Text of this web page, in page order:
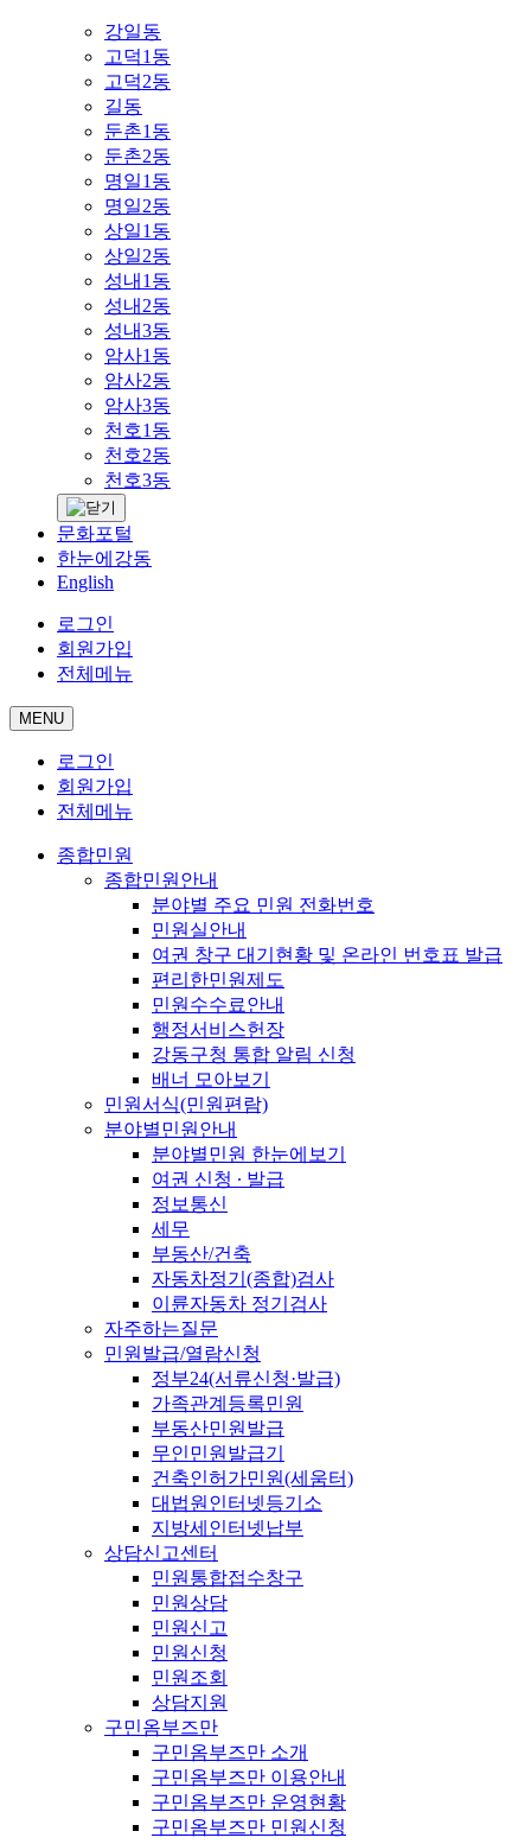
강일동
고덕1동
고덕2동
길동
둔촌1동
둔촌2동
명일1동
명일2동
상일1동
상일2동
성내1동
성내2동
성내3동
암사1동
암사2동
암사3동
천호1동
천호2동
천호3동
문화포털
한눈에강동
English
로그인
회원가입
전체메뉴
MENU
로그인
회원가입
전체메뉴
종합민원
종합민원안내
분야별 주요 민원 전화번호
민원실안내
여권 창구 대기현황 및 온라인 번호표 발급
편리한민원제도
민원수수료안내
행정서비스헌장
강동구청 통합 알림 신청
배너 모아보기
민원서식(민원편람)
분야별민원안내
분야별민원 한눈에보기
여권 신청 ∙ 발급
정보통신
세무
부동산/건축
자동차정기(종합)검사
이륜자동차 정기검사
자주하는질문
민원발급/열람신청
정부24(서류신청·발급)
가족관계등록민원
부동산민원발급
무인민원발급기
건축인허가민원(세움터)
대법원인터넷등기소
지방세인터넷납부
상담신고센터
민원통합접수창구
민원상담
민원신고
민원신청
민원조회
상담지원
구민옴부즈만
구민옴부즈만 소개
구민옴부즈만 이용안내
구민옴부즈만 운영현황
구민옴부즈만 민원신청